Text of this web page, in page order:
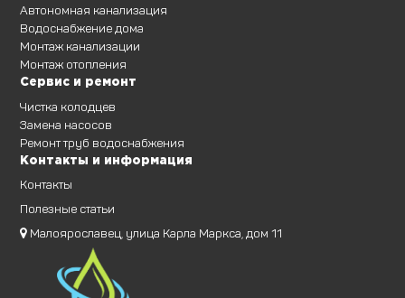
Автономная канализация
Водоснабжение дома
Монтаж канализации
Монтаж отопления
Сервис и ремонт
Чистка колодцев
Замена насосов
Ремонт труб водоснабжения
Контакты и информация
Контакты
Полезные статьи
Малоярославец, улица Карла Маркса, дом 11